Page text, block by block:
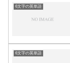
6文字の英単語
6文字の英単語